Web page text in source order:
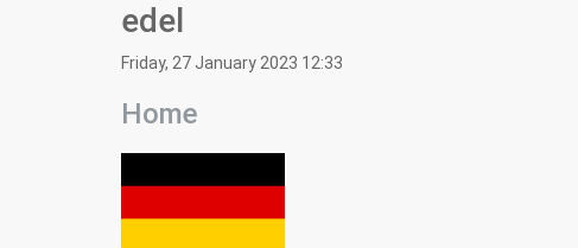
edel
Friday, 27 January 2023 12:33
Home